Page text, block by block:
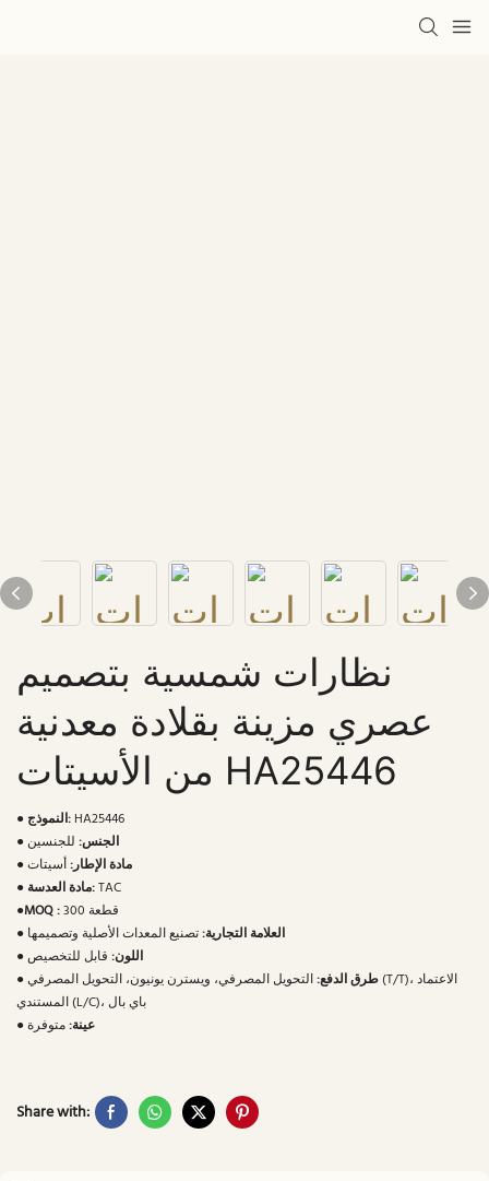
نظارات شمسية بتصميم
عصري مزينة بقلادة معدنية
من الأسيتات HA25446
● النموذج: HA25446
●
الجنس: للجنسين
●
مادة الإطار:أسيتات
●
مادة العدسة:TAC
●MOQ :
300 قطعة
●
العلامة التجارية:تصنيع المعدات الأصلية وتصميمها
●
اللون: قابل للتخصيص
●
طرق الدفع:التحويل المصرفي، ويسترن يونيون، التحويل المصرفي (T/T)، الاعتماد
المستندي (L/C)، باي بال
●
عينة:متوفرة
Share with: